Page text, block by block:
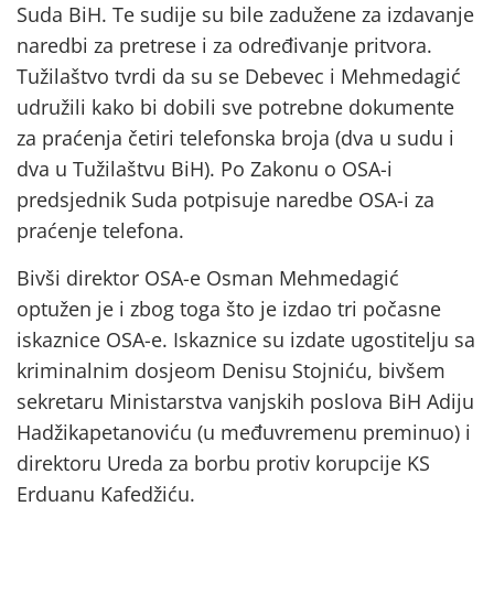
Suda BiH. Te sudije su bile zadužene za izdavanje
naredbi za pretrese i za određivanje pritvora.
Tužilaštvo tvrdi da su se Debevec i Mehmedagić
udružili kako bi dobili sve potrebne dokumente
za praćenja četiri telefonska broja (dva u sudu i
dva u Tužilaštvu BiH). Po Zakonu o OSA-i
predsjednik Suda potpisuje naredbe OSA-i za
praćenje telefona.
Bivši direktor OSA-e Osman Mehmedagić
optužen je i zbog toga što je izdao tri počasne
iskaznice OSA-e. Iskaznice su izdate ugostitelju sa
kriminalnim dosjeom Denisu Stojniću, bivšem
sekretaru Ministarstva vanjskih poslova BiH Adiju
Hadžikapetanoviću (u međuvremenu preminuo) i
direktoru Ureda za borbu protiv korupcije KS
Erduanu Kafedžiću.